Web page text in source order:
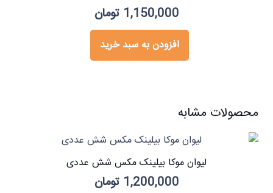
1,150,000 تومان
افزودن به سبد خرید
محصولات مشابه
لیوان موکا بیلینک مکس شش عددی
1,200,000 تومان